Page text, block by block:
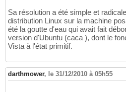
Sa résolution a été simple et
distribution Linux sur la machine
été la goutte d'eau qui avait fait
version d'Ubuntu (caca ), dont le
Vista à l'état primitif.
darthmower, le 31/12/2010 à 05h55